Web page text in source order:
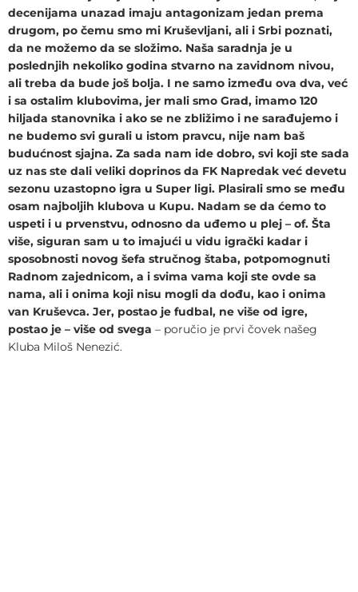
decenijama unazad imaju antagonizam jedan prema
drugom, po čemu smo mi Kruševljani, ali i Srbi poznati,
da ne možemo da se složimo. Naša saradnja je u
poslednjih nekoliko godina stvarno na zavidnom nivou,
ali treba da bude još bolja. I ne samo između ova dva, već
i sa ostalim klubovima, jer mali smo Grad, imamo 120
hiljada stanovnika i ako se ne zbližimo i ne sarađujemo i
ne budemo svi gurali u istom pravcu, nije nam baš
budućnost sjajna. Za sada nam ide dobro, svi koji ste sada
uz nas ste dali veliki doprinos da FK Napredak već devetu
sezonu uzastopno igra u Super ligi. Plasirali smo se među
osam najboljih klubova u Kupu. Nadam se da ćemo to
uspeti i u prvenstvu, odnosno da uđemo u plej – of. Šta
više, siguran sam u to imajući u vidu igrački kadar i
sposobnosti novog šefa stručnog štaba, potpomognuti
Radnom zajednicom, a i svima vama koji ste ovde sa
nama, ali i onima koji nisu mogli da dođu, kao i onima
van Kruševca. Jer, postao je fudbal, ne više od igre,
postao je – više od svega – poručio je prvi čovek našeg
Kluba Miloš Nenezić.